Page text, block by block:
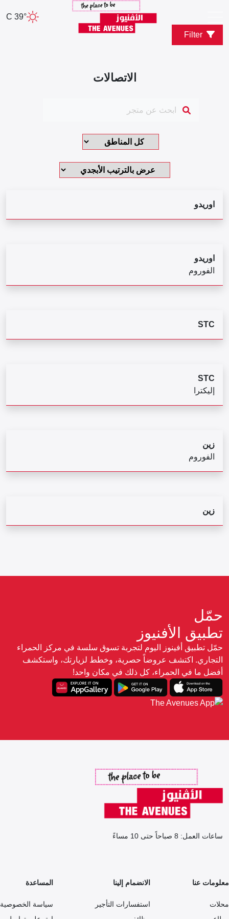
39° C
Filter
الاتصالات
اوريدو
اوريدو
الفوروم
STC
STC
إليكترا
زين
الفوروم
زين
حمّل
تطبيق الأفنيوز
حمّل تطبيق أفينوز اليوم لتجربة تسوق سلسة في مركز الحمراء
التجاري. اكتشف عروضاً حصرية، وخطط لزيارتك، واستكشف
أفضل ما في الحمراء، كل ذلك في مكان واحد!
ساعات العمل: 8 صباحاً حتى 10 مساءً
معلومات عنا
محلات
الانضمام إلينا
استفسارات التأجير
المساعدة
سياسة الخصوصية